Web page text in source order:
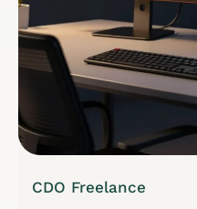
CDO Freelance